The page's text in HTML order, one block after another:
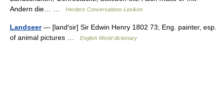
Andern die… …
Herders Conversations-Lexikon
Landseer— [land′sir] Sir Edwin Henry 1802 73; Eng. painter, esp.
of animal pictures …
English World dictionary